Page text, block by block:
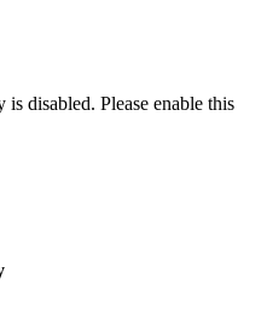
disabled. Please enable this